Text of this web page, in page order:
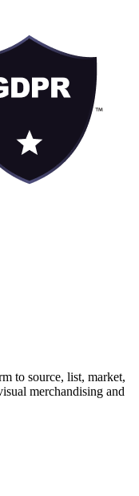
to source, list, market,
merchandising and